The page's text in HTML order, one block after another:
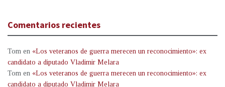
Comentarios recientes
Tom en «Los veteranos de guerra merecen un reconocimiento»: ex
candidato a diputado Vladimir Melara
Tom en «Los veteranos de guerra merecen un reconocimiento»: ex
candidato a diputado Vladimir Melara